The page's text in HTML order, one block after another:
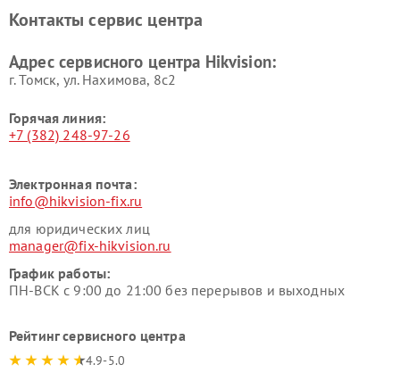
Контакты сервис центра
Адрес сервисного центра Hikvision:
г. Томск, ул. Нахимова, 8с2
Горячая линия:
+7 (382) 248-97-26
Электронная почта:
info@hikvision-fix.ru
для юридических лиц
manager@fix-hikvision.ru
График работы:
ПН-ВСК с 9:00 до 21:00 без перерывов и выходных
Рейтинг сервисного центра
4.9-5.0